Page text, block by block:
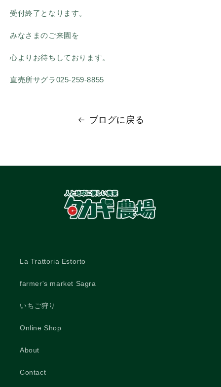
受付終了となります。
みなさまのご来園を
心よりお待ちしております。
直売所サグラ025-259-8855
ブログに戻る
La Trattoria Estorto
farmer's market Sagra
いちご狩り
Online Shop
About
Contact